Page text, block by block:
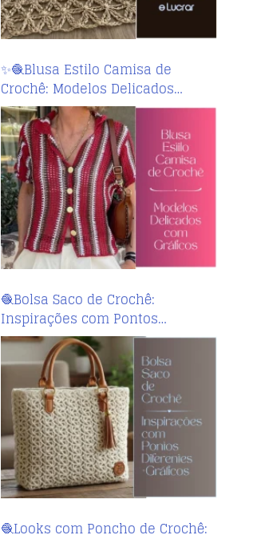
✨🧶Blusa Estilo Camisa de
Crochê: Modelos Delicados…
🧶Bolsa Saco de Crochê:
Inspirações com Pontos…
🧶Looks com Poncho de Crochê: